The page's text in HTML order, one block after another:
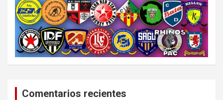
Comentarios recientes